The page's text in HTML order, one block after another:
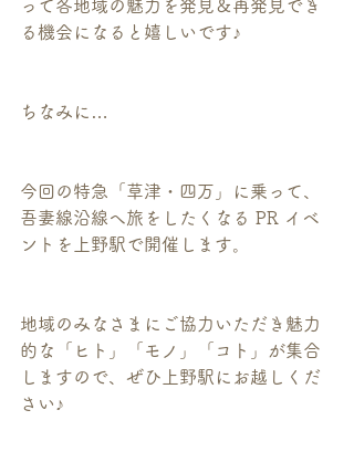
って各地域の魅力を発見＆再発見でき
る機会になると嬉しいです♪
ちなみに…
今回の特急「草津・四万」に乗って、
吾妻線沿線へ旅をしたくなる PR イベ
ントを上野駅で開催します。
地域のみなさまにご協力いただき魅力
的な「ヒト」「モノ」「コト」が集合
しますので、ぜひ上野駅にお越しくだ
さい♪